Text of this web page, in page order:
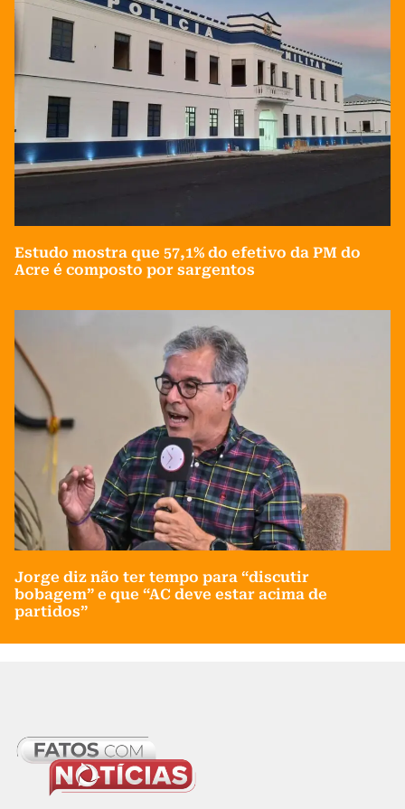
Estudo mostra que 57,1% do efetivo da PM do
Acre é composto por sargentos
Jorge diz não ter tempo para “discutir
bobagem” e que “AC deve estar acima de
partidos”